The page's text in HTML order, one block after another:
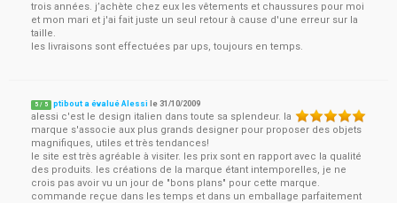
trois années. j’achète chez eux les vêtements et chaussures pour moi
et mon mari et j'ai fait juste un seul retour à cause d'une erreur sur la
taille.
les livraisons sont effectuées par ups, toujours en temps.
5 / 5 ptibout a évalué Alessi le31/10/2009
alessi c'est le design italien dans toute sa splendeur. la
marque s'associe aux plus grands designer pour proposer des objets
magnifiques, utiles et très tendances!
le site est très agréable à visiter. les prix sont en rapport avec la qualité
des produits. les créations de la marque étant intemporelles, je ne
crois pas avoir vu un jour de "bons plans" pour cette marque.
commande reçue dans les temps et dans un emballage parfaitement